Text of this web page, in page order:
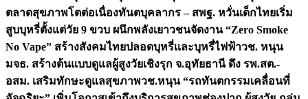
ตลาดสุขภาพโตต่อเนื่องทันตบุคลากร – สพฐ. หวั่นเด็กไทยเริ่ม
สูบบุหรี่ตั้งแต่วัย 9 ขวบ ผนึกพลังเยาวชนจัดงาน “Zero Smoke
No Vape” สร้างสังคมไทยปลอดบุหรี่และบุหรี่ไฟฟ้าวช. หนุน
มจธ. สร้างต้นแบบดูแลผู้สูงวัยเชิงรุก จ.อุทัยธานี ดึง รพ.สต.-
อสม. เสริมทักษะดูแลสุขภาพวช.หนุน “รถทันตกรรมเคลื่อนที่